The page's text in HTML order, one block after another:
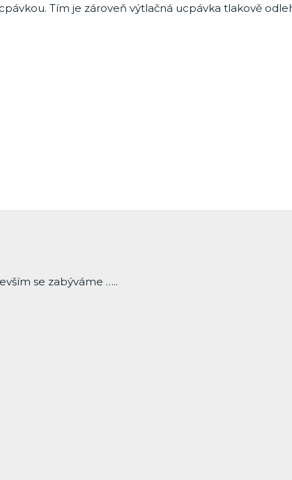
Tím je zároveň výtlačná ucpávka tlakově
se zabýváme …..